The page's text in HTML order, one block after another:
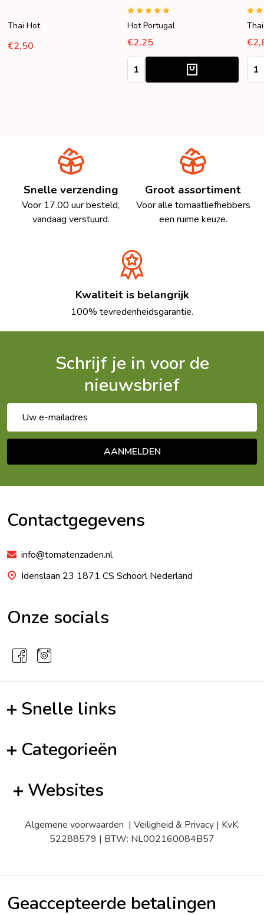
Thai Hot
€2,50
Hot Portugal
€2,25
Aantal:
Snelle verzending
Voor 17.00 uur besteld,
vandaag verstuurd.
Groot assortiment
Voor alle tomaatliefhebbers
een ruime keuze.
Kwaliteit is belangrijk
100% tevredenheidsgarantie.
Schrijf je in voor de
nieuwsbrief
mailadres
AANMELDEN
Contactgegevens
info@tomatenzaden.nl
Idenslaan 23 1871 CS Schoorl Nederland
Onze socials
Snelle links
Categorieën
Websites
Algemene voorwaarden | Veiligheid & Privacy| KvK:
52288579 | BTW: NL002160084B57
Geaccepteerde betalingen